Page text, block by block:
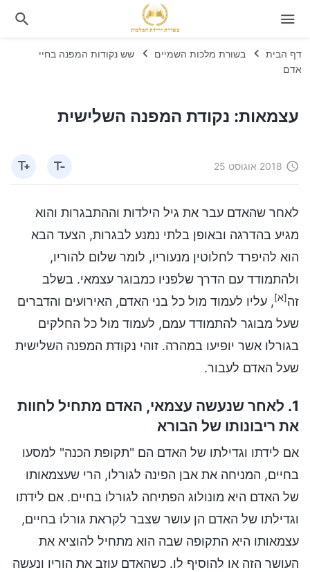
דף הבית בשורת מלכות השמיים
שש נקודות המפנה בחיי
אדם
עצמאות: נקודת המפנה השלישית
2018 אוגוסט 25
לאחר שהאדם עבר את גיל הילדות וההתבגרות והוא
מגיע בהדרגה ובאופן בלתי נמנע לבגרות, הצעד הבא
הוא להיפרד לחלוטין מנעוריו, לומר שלום להוריו,
ולהתמודד עם הדרך שלפניו כמבוגר עצמאי. בשלב
זה[א], עליו לעמוד מול כל בני האדם, האירועים והדברים
שעל מבוגר להתמודד עמם, לעמוד מול כל החלקים
בגורלו אשר יופיעו במהרה. זוהי נקודת המפנה השלישית
שעל האדם לעבור.
1. לאחר שנעשה עצמאי, האדם מתחיל לחוות
את ריבונותו של הבורא
אם לידתו וגדילתו של האדם הם "תקופת הכנה" למסעו
בחיים, המניחה את אבן הפינה לגורלו, הרי שעצמאותו
של האדם היא מונולוג הפתיחה לגורלו בחיים. אם לידתו
וגדילתו של האדם הן עושר שצבר לקראת גורלו בחיים,
עצמאותו היא התקופה שבה הוא מתחיל להוציא את
העושר הזה או להוסיף לו. כשהאדם עוזב את הוריו ונעשה